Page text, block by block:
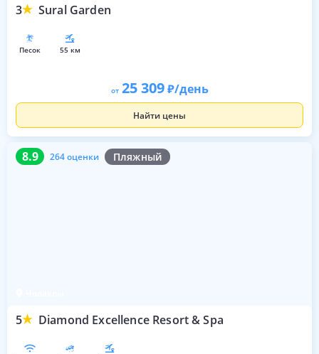
3 Sural Garden
песок 55 км
от 25 309 /день
Найти цены
8.9 264 оценки Пляжный
5 Diamond Excellence Resort & Spa
8.9 264 оценки